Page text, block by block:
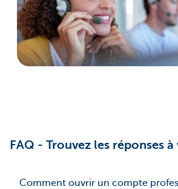
FAQ - Trouvez les réponses
Comment ouvrir un compte